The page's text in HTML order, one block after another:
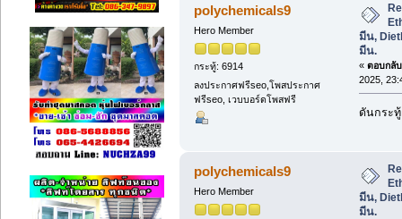
polychemicals9
Hero Member
กระทู้: 6914
ลงประกาศฟรีseo,โพสประกาศ
ฟรีseo, เวบบอร์ดโพสฟรี
มีน,
มีน.
« ตอบกลั
2025,
ดันกระทู้
polychemicals9
Hero Member
มีน,
มีน.